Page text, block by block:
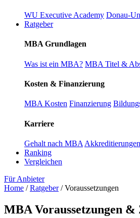
WU Executive Academy Donau-
Ratgeber
MBA Grundlagen
Was ist ein MBA? MBA Titel &
Kosten & Finanzierung
MBA Kosten Finanzierung
Karriere
Gehalt nach MBA Akkreditierungen
Ranking
Vergleichen
Für Anbieter
Home / Ratgeber / Voraussetzungen
MBA Voraussetzungen &